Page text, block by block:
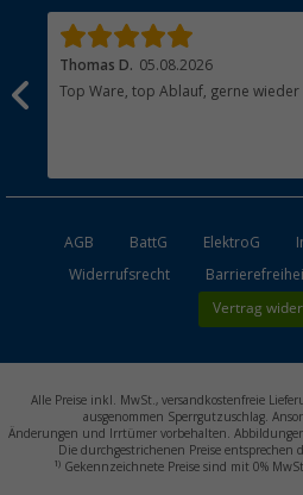
Thomas D. 05.08.2026
Top Ware, top Ablauf, gerne wieder
AGB BattG ElektroG
Widerrufsrecht
Vertrag
Alle Preise inkl. MwSt., versandkostenfreie
ausgenommen Sperrgutzuschlag.
Änderungen und Irrtümer vorbehalten.
Die durchgestrichenen Preise entsprechen
1) Gekennzeichnete Preise sind mit 0%